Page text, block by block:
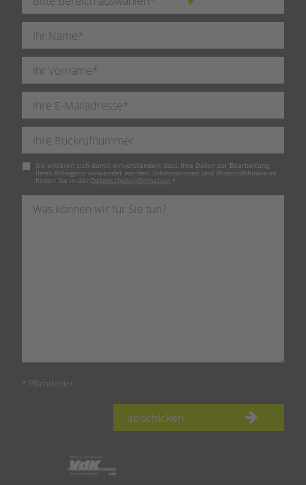
Pflichtfeld
Sie erklären sich damit einverstanden, dass Ihre Daten zur Bearbeitung
Ihres Anliegens verwendet werden. Informationen und Widerrufshinweise
finden Sie in der Datenschutzinformation. *
* Pflichtfelder
abschicken